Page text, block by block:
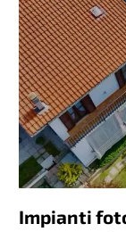
Impianti